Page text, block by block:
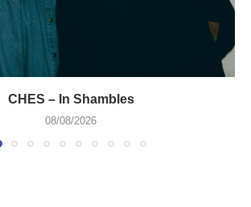
CHES – In Shambles
08/08/2026